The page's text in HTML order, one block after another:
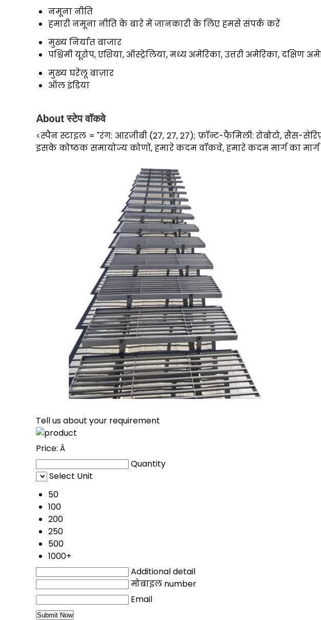
नमूना नीति
हमारी नमूना नीति के बारे में जानकारी के लिए हमसे संपर्क करें
मुख्य निर्यात बाजार
पश्चिमी यूरोप, एशिया, ऑस्ट्रेलिया, मध्य अमेरिका, उत्तरी अमेरिका, दक्षिण
मुख्य घरेलू बाज़ार
ऑल इंडिया
About स्टेप वॉकवे
<स्पैन स्टाइल = "रंग: आरजीबी (27, 27, 27); फ़ॉन्ट-फैमिली: रोबोटो, सैंस-
इसके कोष्ठक समायोज्य कोणों, हमारे कदम वॉकवे, हमारे कदम मार्ग का मार्ग
Tell us about your requirement
Price: Â
Quantity
Select Unit
50
100
200
250
500
1000+
Additional detail
मोबाइल number
Email